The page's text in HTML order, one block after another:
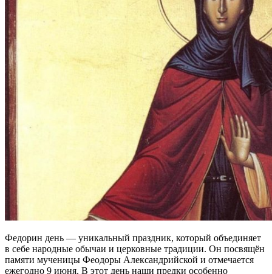
Федорин день — уникальный праздник, который объединяет
в себе народные обычаи и церковные традиции. Он посвящён
памяти мученицы Феодоры Александрийской и отмечается
ежегодно 9 июня. В этот день наши предки особенно